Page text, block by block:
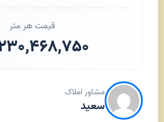
قیمت هر متر
مشاور املاک
سعید